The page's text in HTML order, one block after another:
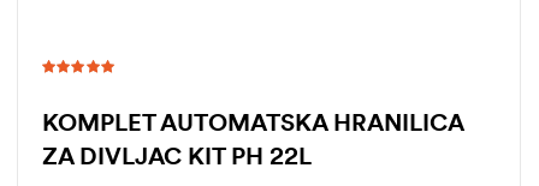
5.00od 5
KOMPLET AUTOMATSKA HRANILICA
ZA DIVLJAC KIT PH 22L